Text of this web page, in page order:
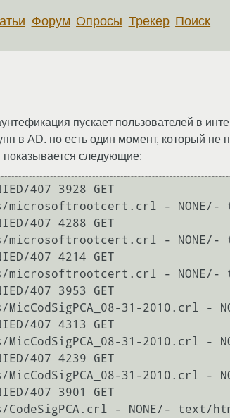
Форум Опросы Трекер Поиск
пускает пользователей в
в AD. но есть один момент, который не
показывается следующие:
407 3928 GET
- NONE/-
407 4288 GET
- NONE/-
407 4214 GET
- NONE/-
407 3953 GET
31-2010.crl -
407 4313 GET
31-2010.crl -
407 4239 GET
31-2010.crl -
407 3901 GET
- NONE/- text/